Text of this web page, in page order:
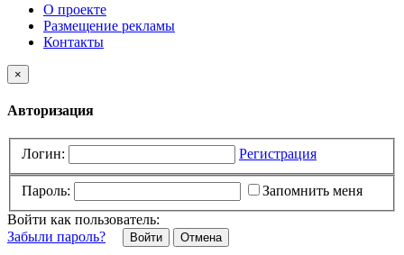
О проекте
Размещение рекламы
Контакты
×
Авторизация
Логин: Регистрация
Пароль:
Запомнить меня
Войти как пользователь:
Забыли пароль?
Отмена